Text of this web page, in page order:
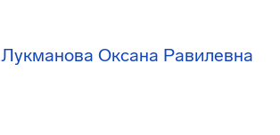
Лукманова Оксана Равилевна